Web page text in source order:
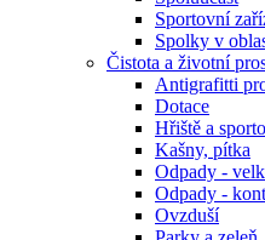
Sportovní
Spolky v
Čistota a životní
Antigrafitti
Dotace
Hřiště a
Kašny, pítka
Odpady -
Odpady -
Ovzduší